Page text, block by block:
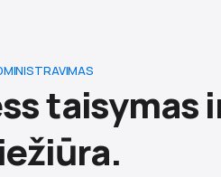
taisymas